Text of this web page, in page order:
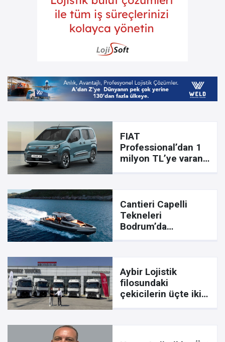
FIAT
Professional’dan 1
milyon TL’ye varan
Cantieri Capelli
Tekneleri
Bodrum’da
Aybir Lojistik
filosundaki
çekicilerin üçte ikisi